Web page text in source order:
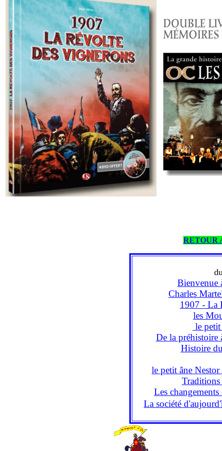
RETOUR
Bienvenue
Charles
1907 - La
les
le
De la préhistoire
Histoire
le petit âne
Traditions
Les
La société